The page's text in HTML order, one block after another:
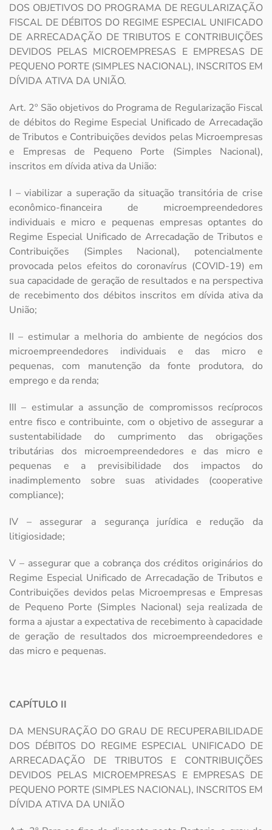
DOS OBJETIVOS DO PROGRAMA DE REGULARIZAÇÃO
FISCAL DE DÉBITOS DO REGIME ESPECIAL UNIFICADO
DE ARRECADAÇÃO DE TRIBUTOS E CONTRIBUIÇÕES
DEVIDOS PELAS MICROEMPRESAS E EMPRESAS DE
PEQUENO PORTE (SIMPLES NACIONAL), INSCRITOS EM
DÍVIDA ATIVA DA UNIÃO.
Art. 2º São objetivos do Programa de Regularização Fiscal
de débitos do Regime Especial Unificado de Arrecadação
de Tributos e Contribuições devidos pelas Microempresas
e Empresas de Pequeno Porte (Simples Nacional),
inscritos em dívida ativa da União:
I – viabilizar a superação da situação transitória de crise
econômico-financeira de microempreendedores
individuais e micro e pequenas empresas optantes do
Regime Especial Unificado de Arrecadação de Tributos e
Contribuições (Simples Nacional), potencialmente
provocada pelos efeitos do coronavírus (COVID-19) em
sua capacidade de geração de resultados e na perspectiva
de recebimento dos débitos inscritos em dívida ativa da
União;
II – estimular a melhoria do ambiente de negócios dos
microempreendedores individuais e das micro e
pequenas, com manutenção da fonte produtora, do
emprego e da renda;
III – estimular a assunção de compromissos recíprocos
entre fisco e contribuinte, com o objetivo de assegurar a
sustentabilidade do cumprimento das obrigações
tributárias dos microempreendedores e das micro e
pequenas e a previsibilidade dos impactos do
inadimplemento sobre suas atividades (cooperative
compliance);
IV – assegurar a segurança jurídica e redução da
litigiosidade;
V – assegurar que a cobrança dos créditos originários do
Regime Especial Unificado de Arrecadação de Tributos e
Contribuições devidos pelas Microempresas e Empresas
de Pequeno Porte (Simples Nacional) seja realizada de
forma a ajustar a expectativa de recebimento à capacidade
de geração de resultados dos microempreendedores e
das micro e pequenas.
CAPÍTULO II
DA MENSURAÇÃO DO GRAU DE RECUPERABILIDADE
DOS DÉBITOS DO REGIME ESPECIAL UNIFICADO DE
ARRECADAÇÃO DE TRIBUTOS E CONTRIBUIÇÕES
DEVIDOS PELAS MICROEMPRESAS E EMPRESAS DE
PEQUENO PORTE (SIMPLES NACIONAL), INSCRITOS EM
DÍVIDA ATIVA DA UNIÃO